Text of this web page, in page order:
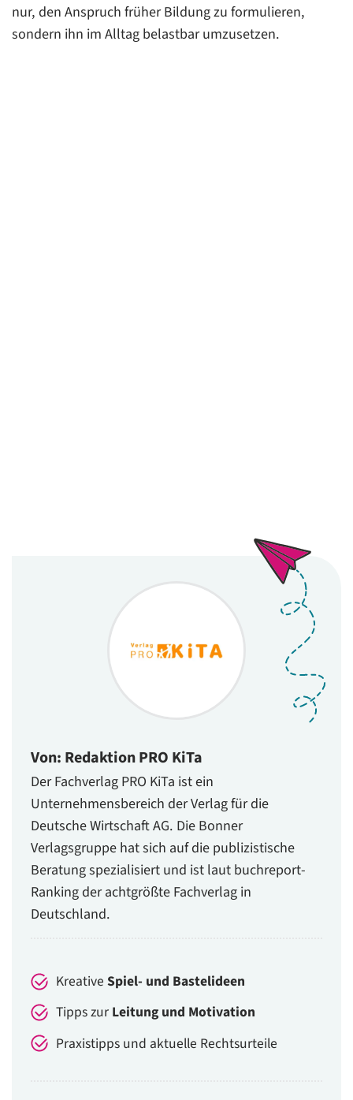
nur, den Anspruch früher Bildung zu formulieren,
sondern ihn im Alltag belastbar umzusetzen.
Von: Redaktion PRO KiTa
Der Fachverlag PRO KiTa ist ein
Unternehmensbereich der Verlag für die
Deutsche Wirtschaft AG. Die Bonner
Verlagsgruppe hat sich auf die publizistische
Beratung spezialisiert und ist laut buchreport-
Ranking der achtgrößte Fachverlag in
Deutschland.
Kreative Spiel- und Bastelideen
Tipps zur Leitung und Motivation
Praxistipps und aktuelle Rechtsurteile